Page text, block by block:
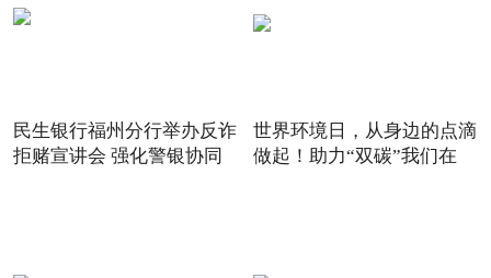
民生银行福州分行举办反诈
拒赌宣讲会 强化警银协同
世界环境日，从身边的点滴
做起！助力“双碳”我们在